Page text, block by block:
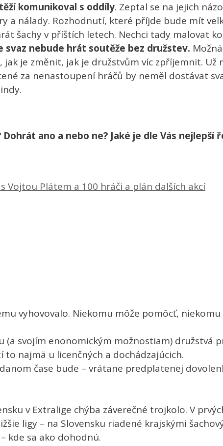
komunikoval s oddíly. Zeptal se na jejich
a nálady. Rozhodnutí, které příjde bude mít
šachy v příštích letech. Nechci tady malovat
nebude hrát soutěže bez družstev.
jak je změnit, jak je družstvům víc zpříjemnit. Už
za nenastoupení hráčů by neměl dostávat
ano a nebo ne? Jaké je dle Vás nejlepší
Plátem a 100 hráči a plán dalších akcí
vyhovovalo. Niekomu môže pomôcť,
(a svojím enonomickým možnostiam) družstvá
najmä u licenčných a dochádzajúcich.
čase bude – vrátane predplatenej
v Extralige chýba záverečné trojkolo. V
ligy – na Slovensku riadené krajskými
kde sa ako dohodnú.